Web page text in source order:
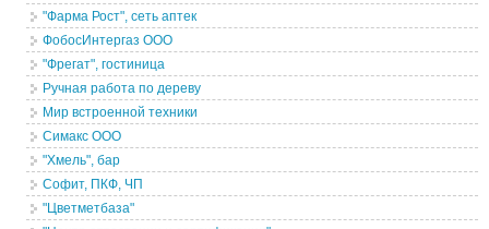
"Фарма Рост", сеть аптек
ФобосИнтергаз ООО
"Фрегат", гостиница
Ручная работа по дереву
Мир встроенной техники
Симакс ООО
"Хмель", бар
Софит, ПКФ, ЧП
"Цветметбаза"